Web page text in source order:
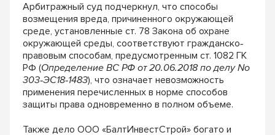
Арбитражный суд подчеркнул, что способы
возмещения вреда, причиненного окружающей
среде, установленные ст. 78 Закона об охране
окружающей среды, соответствуют гражданско‐
правовым способам, предусмотренным ст. 1082 ГК
РФ (Определение ВС РФ от 20.06.2018 по делу No
303‐ЭС18‐1483), что означает невозможность
применения перечисленных в норме способов
защиты права одновременно в полном объеме.
Также дело ООО «БалтИнвестСтрой» богато и